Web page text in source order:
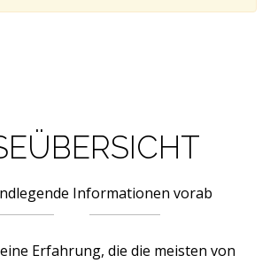
Informationen vorab
Erfahrung, die die meisten von